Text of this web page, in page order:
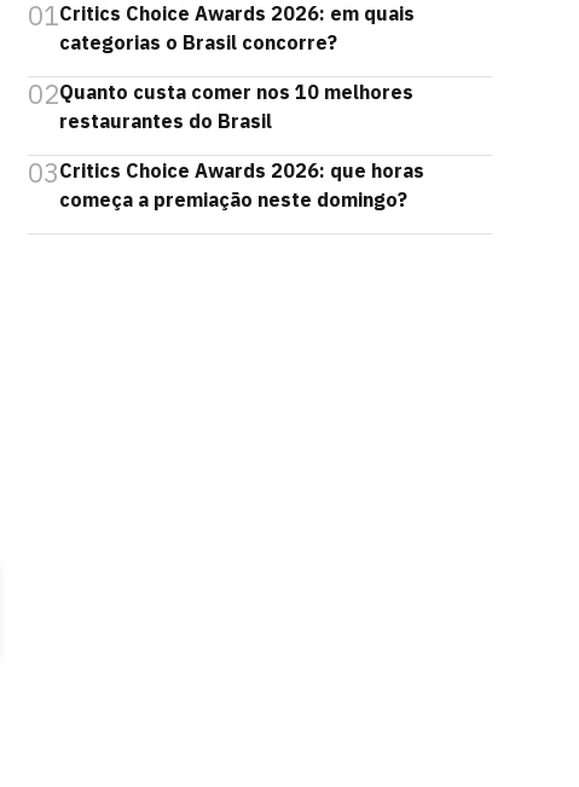
01Critics Choice Awards 2026: em quais
categorias o Brasil concorre?
02Quanto custa comer nos 10 melhores
restaurantes do Brasil
03Critics Choice Awards 2026: que horas
começa a premiação neste domingo?